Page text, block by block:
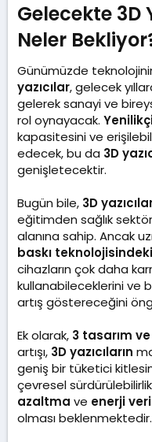
Gelecekte 3D
Neler
Günümüzde teknolojinin
yazıcılar, gelecek
gelerek sanayi ve
rol oynayacak.
kapasitesini ve
edecek, bu da 3D
genişletecektir.
Bugün bile, 3D
eğitimden sağlık
alanına sahip. Ancak
baskı teknolojisindeki
cihazların çok daha
kullanabileceklerini ve
artış göstereceğini
Ek olarak, 3 tasarım
artışı, 3D yazıcıların
geniş bir tüketici
çevresel
azaltma ve enerji
olması beklenmektedir.